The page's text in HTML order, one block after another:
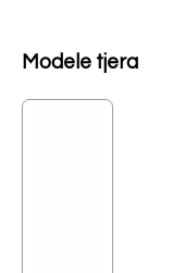
Modele tjera